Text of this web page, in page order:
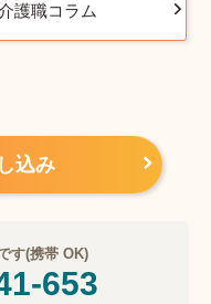
護職コラム
込み
す(携帯 OK)
653